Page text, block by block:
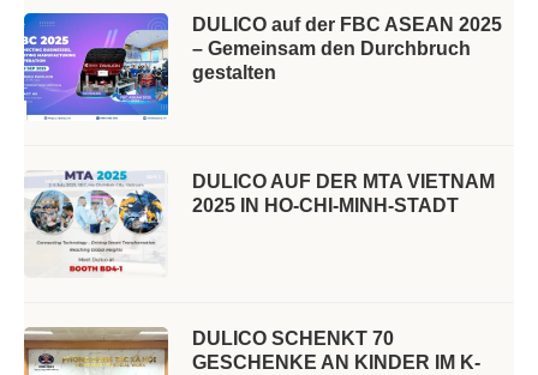
DULICO auf der FBC ASEAN 2025
– Gemeinsam den Durchbruch
gestalten
DULICO AUF DER MTA VIETNAM
2025 IN HO-CHI-MINH-STADT
DULICO SCHENKT 70
GESCHENKE AN KINDER IM K-